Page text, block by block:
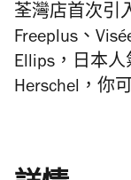
荃灣店首次引
Freeplus、
Ellips，日本
Herschel，你